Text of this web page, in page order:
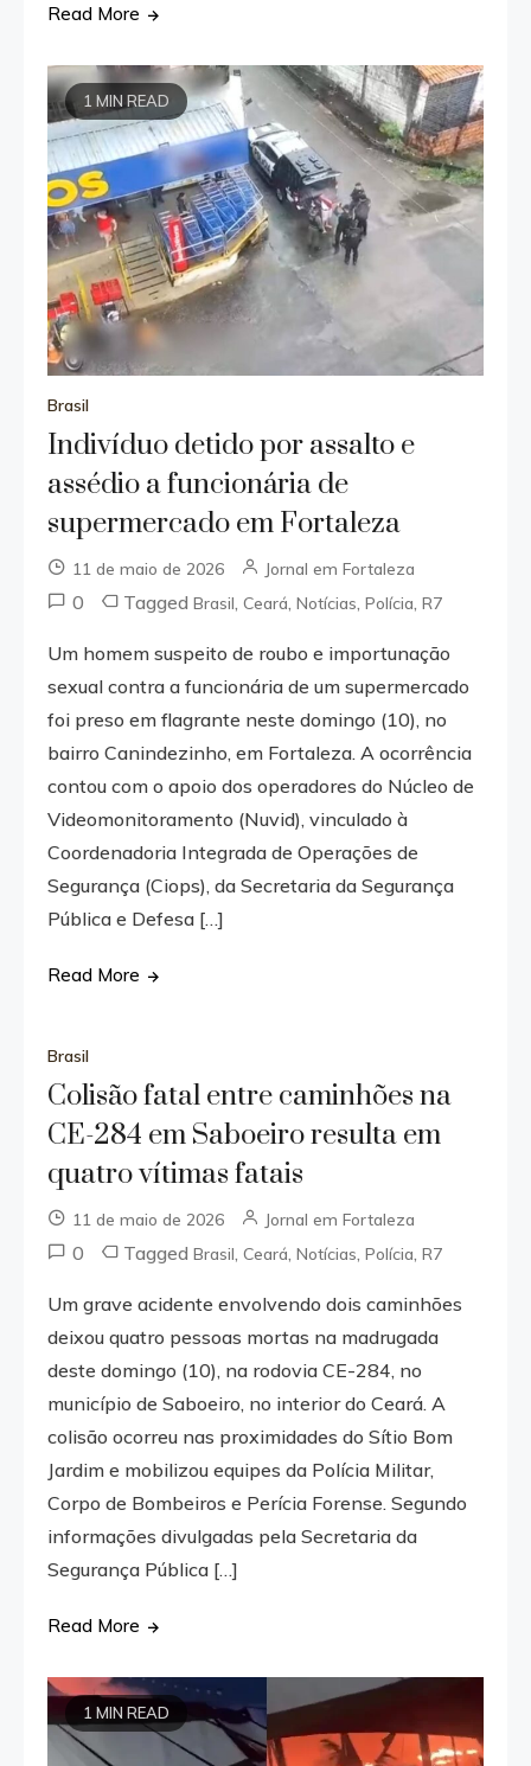
Read More
1 MIN READ
Brasil
Indivíduo detido por assalto e
assédio a funcionária de
supermercado em Fortaleza
11 de maio de 2026 Jornal em Fortaleza
0 TaggedBrasil ,Ceará ,Notícias ,Polícia ,R7
Um homem suspeito de roubo e importunação
sexual contra a funcionária de um supermercado
foi preso em flagrante neste domingo (10), no
bairro Canindezinho, em Fortaleza. A ocorrência
contou com o apoio dos operadores do Núcleo de
Videomonitoramento (Nuvid), vinculado à
Coordenadoria Integrada de Operações de
Segurança (Ciops), da Secretaria da Segurança
Pública e Defesa […]
Read More
Brasil
Colisão fatal entre caminhões na
CE-284 em Saboeiro resulta em
quatro vítimas fatais
11 de maio de 2026 Jornal em Fortaleza
0 TaggedBrasil ,Ceará ,Notícias ,Polícia ,R7
Um grave acidente envolvendo dois caminhões
deixou quatro pessoas mortas na madrugada
deste domingo (10), na rodovia CE-284, no
município de Saboeiro, no interior do Ceará. A
colisão ocorreu nas proximidades do Sítio Bom
Jardim e mobilizou equipes da Polícia Militar,
Corpo de Bombeiros e Perícia Forense. Segundo
informações divulgadas pela Secretaria da
Segurança Pública […]
Read More
1 MIN READ